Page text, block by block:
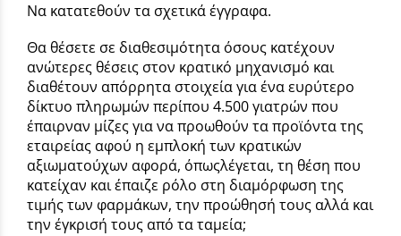
Να κατατεθούν τα σχετικά έγγραφα.
Θα θέσετε σε διαθεσιμότητα όσους κατέχουν
ανώτερες θέσεις στον κρατικό μηχανισμό και
διαθέτουν απόρρητα στοιχεία για ένα ευρύτερο
δίκτυο πληρωμών περίπου 4.500 γιατρών που
έπαιρναν μίζες για να προωθούν τα προϊόντα της
εταιρείας αφού η εμπλοκή των κρατικών
αξιωματούχων αφορά, όπωςλέγεται, τη θέση που
κατείχαν και έπαιζε ρόλο στη διαμόρφωση της
τιμής των φαρμάκων, την προώθησή τους αλλά και
την έγκρισή τους από τα ταμεία;